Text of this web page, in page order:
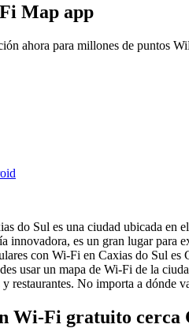
Map app
ahora para millones de puntos
do Sul es una ciudad ubicada en
innovadora, es un gran lugar para
con Wi-Fi en Caxias do Sul
usar un mapa de Wi-Fi de la
restaurantes. No importa a dónde
Wi-Fi gratuito cerca